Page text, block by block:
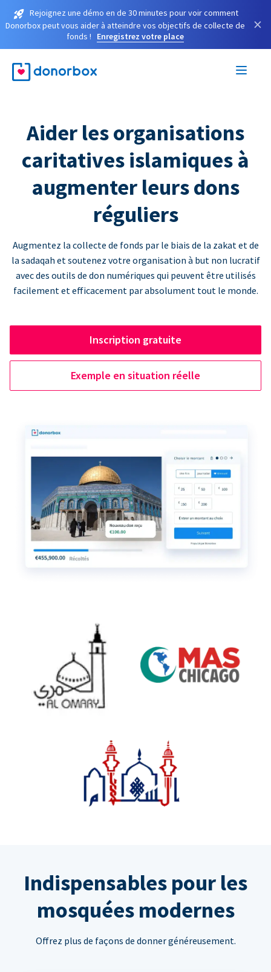
Rejoignez une démo en de 30 minutes pour voir comment
Donorbox peut vous aider à atteindre vos objectifs de collecte de
fonds !
Enregistrez votre place
×
Aider les organisations
caritatives islamiques à
augmenter leurs dons
réguliers
Augmentez la collecte de fonds par le biais de la zakat et de
la sadaqah et soutenez votre organisation à but non lucratif
avec des outils de don numériques qui peuvent être utilisés
facilement et efficacement par absolument tout le monde.
Inscription gratuite
Exemple en situation réelle
Indispensables pour les
mosquées modernes
Offrez plus de façons de donner généreusement.